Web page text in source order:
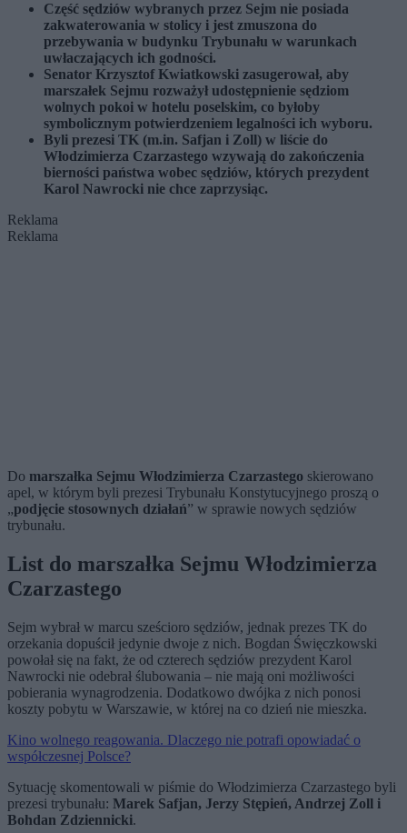
Część sędziów wybranych przez Sejm nie posiada
zakwaterowania w stolicy i jest zmuszona do
przebywania w budynku Trybunału w warunkach
uwłaczających ich godności.
Senator Krzysztof Kwiatkowski zasugerował, aby
marszałek Sejmu rozważył udostępnienie sędziom
wolnych pokoi w hotelu poselskim, co byłoby
symbolicznym potwierdzeniem legalności ich wyboru.
Byli prezesi TK (m.in. Safjan i Zoll) w liście do
Włodzimierza Czarzastego wzywają do zakończenia
bierności państwa wobec sędziów, których prezydent
Karol Nawrocki nie chce zaprzysiąc.
Reklama
Reklama
Do marszałka Sejmu Włodzimierza Czarzastego skierowano
apel, w którym byli prezesi Trybunału Konstytucyjnego proszą o
„podjęcie stosownych działań” w sprawie nowych sędziów
trybunału.
List do marszałka Sejmu Włodzimierza
Czarzastego
Sejm wybrał w marcu sześcioro sędziów, jednak prezes TK do
orzekania dopuścił jedynie dwoje z nich. Bogdan Święczkowski
powołał się na fakt, że od czterech sędziów prezydent Karol
Nawrocki nie odebrał ślubowania – nie mają oni możliwości
pobierania wynagrodzenia. Dodatkowo dwójka z nich ponosi
koszty pobytu w Warszawie, w której na co dzień nie mieszka.
Kino wolnego reagowania. Dlaczego nie potrafi opowiadać o
współczesnej Polsce?
Sytuację skomentowali w piśmie do Włodzimierza Czarzastego byli
prezesi trybunału: Marek Safjan, Jerzy Stępień, Andrzej Zoll i
Bohdan Zdziennicki.